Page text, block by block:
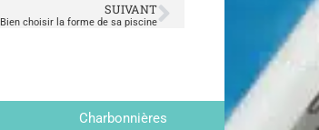
SUIVANT
Bien choisir la forme de sa piscine
Charbonnières